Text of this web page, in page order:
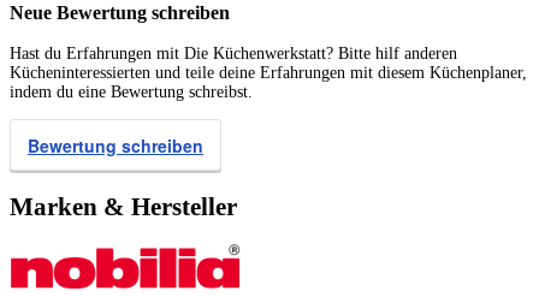
Neue Bewertung schreiben
Hast du Erfahrungen mit Die Küchenwerkstatt? Bitte hilf anderen
Kücheninteressierten und teile deine Erfahrungen mit diesem Küchenplaner,
indem du eine Bewertung schreibst.
Bewertung schreiben
Marken & Hersteller